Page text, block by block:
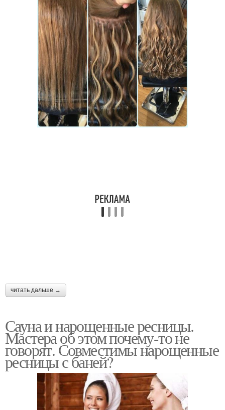
читать дальше →
Сауна и нарощенные ресницы.
Мастера об этом почему-то не
говорят. Совместимы нарощенные
ресницы с баней?